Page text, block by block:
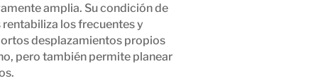
amplia. Su condición de
los frecuentes y
desplazamientos propios
pero también permite planear